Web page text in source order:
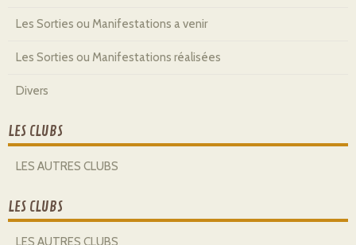
Les Sorties ou Manifestations a venir
Les Sorties ou Manifestations réalisées
Divers
LES CLUBS
LES AUTRES CLUBS
LES CLUBS